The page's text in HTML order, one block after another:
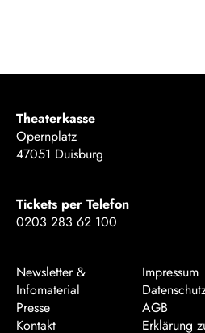
Theaterkasse
Opernplatz
47051 Duisburg
Tickets per Telefon
0203 283 62 100
Newsletter &
Infomaterial
Presse
Kontakt
Impressum
AGB
Erklärung